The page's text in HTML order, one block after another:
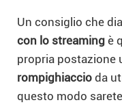
Un consiglio che
con lo streaming è
propria postazione
rompighiaccio da
questo modo